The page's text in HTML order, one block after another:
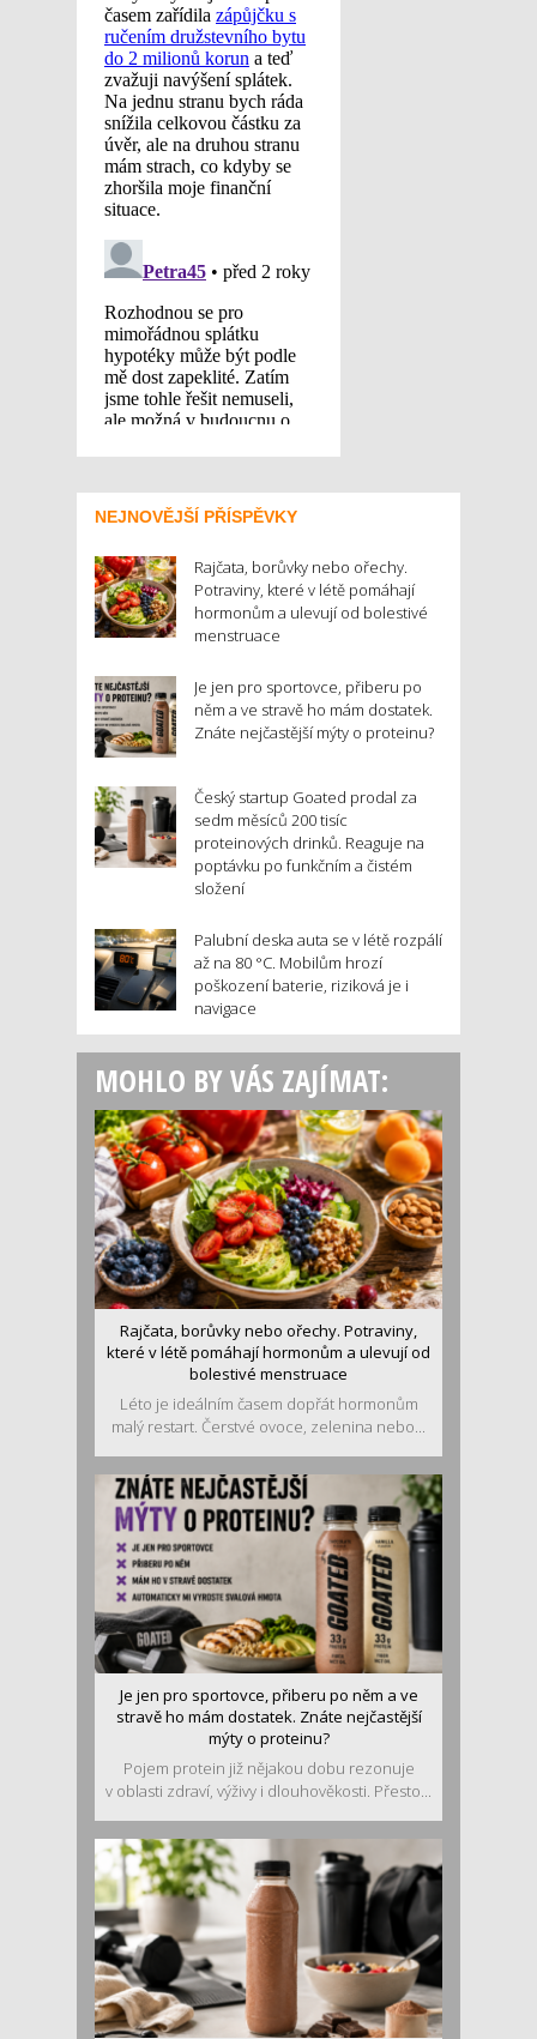
NEJNOVĚJŠÍ PŘÍSPĚVKY
Rajčata, borůvky nebo ořechy.
Potraviny, které v létě pomáhají
hormonům a ulevují od bolestivé
menstruace
Je jen pro sportovce, přiberu po
něm a ve stravě ho mám dostatek.
Znáte nejčastější mýty o proteinu?
Český startup Goated prodal za
sedm měsíců 200 tisíc
proteinových drinků. Reaguje na
poptávku po funkčním a čistém
složení
Palubní deska auta se v létě rozpálí
až na 80 °C. Mobilům hrozí
poškození baterie, riziková je i
navigace
MOHLO BY VÁS ZAJÍMAT:
Rajčata, borůvky nebo ořechy. Potraviny,
které v létě pomáhají hormonům a ulevují od
bolestivé menstruace
Léto je ideálním časem dopřát hormonům
malý restart. Čerstvé ovoce, zelenina nebo...
Je jen pro sportovce, přiberu po něm a ve
stravě ho mám dostatek. Znáte nejčastější
mýty o proteinu?
Pojem protein již nějakou dobu rezonuje
v oblasti zdraví, výživy i dlouhověkosti. Přesto...